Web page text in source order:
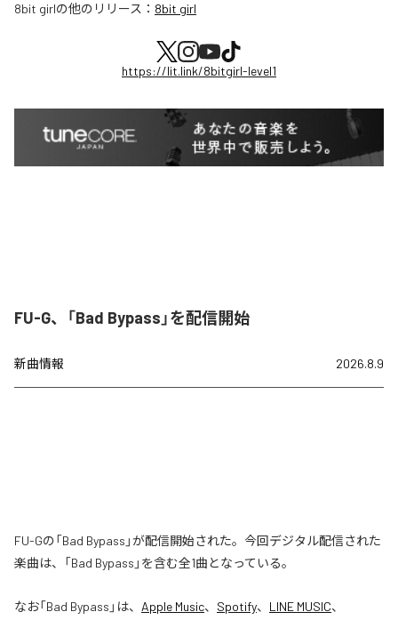
8bit girlの他のリリース： 8bit girl
https://lit.link/8bitgirl-level1
FU-G、「Bad Bypass」を配信開始
新曲情報 2026.8.9
FU-Gの「Bad Bypass」が配信開始された。今回デジタル配信された
楽曲は、「Bad Bypass」を含む全1曲となっている。
なお「Bad Bypass 」は、 Apple Music、 Spotify、 LINE MUSIC、